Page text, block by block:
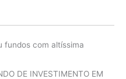
fundos com altíssima
DE INVESTIMENTO EM